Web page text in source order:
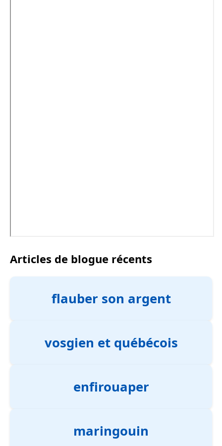
Articles de blogue récents
flauber son argent
vosgien et québécois
enfirouaper
maringouin